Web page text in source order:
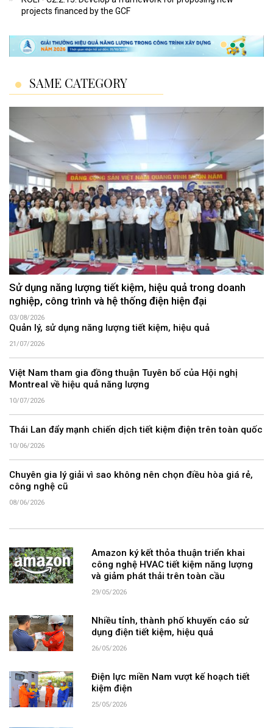
projects financed by the GCF
SAME CATEGORY
Sử dụng năng lượng tiết kiệm, hiệu quả trong doanh
nghiệp, công trình và hệ thống điện hiện đại
03/08/2026
Quản lý, sử dụng năng lượng tiết kiệm, hiệu quả
21/07/2026
Việt Nam tham gia đồng thuận Tuyên bố của Hội nghị
Montreal về hiệu quả năng lượng
10/07/2026
Thái Lan đẩy mạnh chiến dịch tiết kiệm điện trên toàn quốc
10/06/2026
Chuyên gia lý giải vì sao không nên chọn điều hòa giá rẻ,
công nghệ cũ
08/06/2026
Amazon ký kết thỏa thuận triển khai
công nghệ HVAC tiết kiệm năng lượng
và giảm phát thải trên toàn cầu
29/05/2026
Nhiều tỉnh, thành phố khuyến cáo sử
dụng điện tiết kiệm, hiệu quả
26/05/2026
Điện lực miền Nam vượt kế hoạch tiết
kiệm điện
25/05/2026